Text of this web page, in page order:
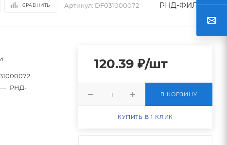
СРАВНИТЬ Артикул: DF031000072 РНД-ФИЛЬТР
— РНД-
120.39 ₽/шт
В КОРЗИНУ
КУПИТЬ В 1 КЛИК